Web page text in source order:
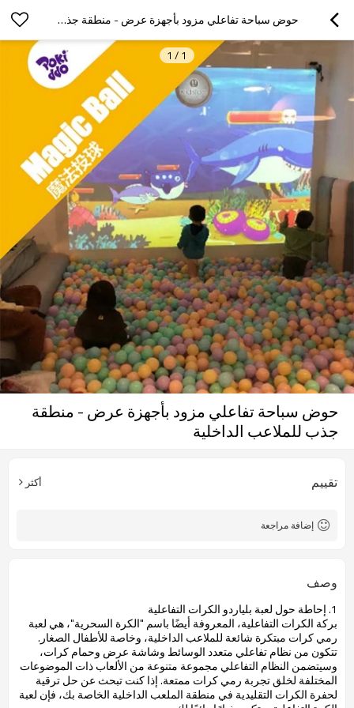
حوض سباحة تفاعلي مزود بأجهزة عرض - منطقة جذب للملاعب الداخلية
1
/
1
حوض سباحة تفاعلي مزود بأجهزة عرض - منطقة
جذب للملاعب الداخلية
تقييم أكثر
إضافة مراجعة
وصف
1. إحاطة حول لعبة بلياردو الكرات التفاعلية
بركة الكرات التفاعلية، المعروفة أيضًا باسم "الكرة السحرية"، هي لعبة
رمي كرات مبتكرة شائعة للملاعب الداخلية، وخاصة للأطفال الصغار.
تتكون من نظام تفاعلي متعدد الوسائط وشاشة عرض وحمام كرات،
وسيتضمن النظام التفاعلي مجموعة متنوعة من الألعاب ذات الموضوعات
المختلفة لخلق تجربة رمي كرات ممتعة.إذا كنت تبحث عن حل ترقية
لحفرة الكرات التقليدية في منطقة الملعب الداخلية الخاصة بك، فإن لعبة